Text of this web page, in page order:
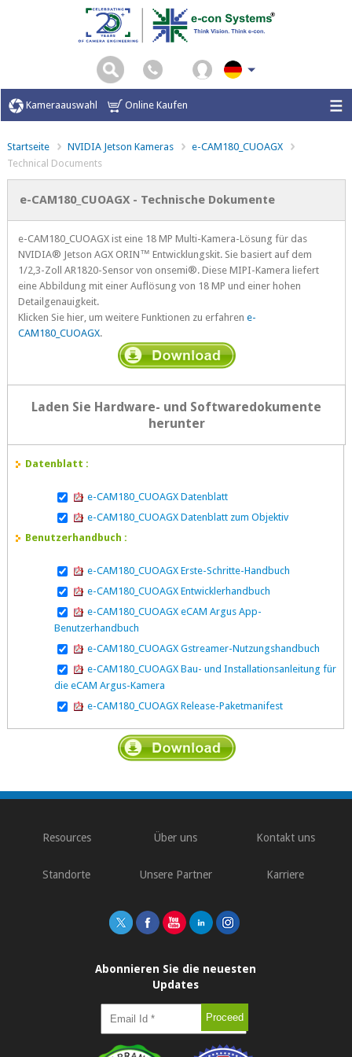
Kameraauswahl Online Kaufen
Startseite NVIDIA Jetson Kameras
e-CAM180_CUOAGX
Technical Documents
e-CAM180_CUOAGX - Technische Dokumente
e-CAM180_CUOAGX ist eine 18 MP Multi-Kamera-Lösung für das
NVIDIA® Jetson AGX ORIN™ Entwicklungskit. Sie basiert auf dem
1/2,3-Zoll AR1820-Sensor von onsemi®. Diese MIPI-Kamera liefert
eine Abbildung mit einer Auflösung von 18 MP und einer hohen
Detailgenauigkeit.
Klicken Sie hier, um weitere Funktionen zu erfahrene-
CAM180_CUOAGX.
Laden Sie Hardware- und Softwaredokumente
herunter
Datenblatt :
e-CAM180_CUOAGX Datenblatt
e-CAM180_CUOAGX Datenblatt zum Objektiv
Benutzerhandbuch :
e-CAM180_CUOAGX Erste-Schritte-Handbuch
e-CAM180_CUOAGX Entwicklerhandbuch
e-CAM180_CUOAGX eCAM Argus App-
Benutzerhandbuch
e-CAM180_CUOAGX Gstreamer-Nutzungshandbuch
e-CAM180_CUOAGX Bau- und Installationsanleitung für
die eCAM Argus-Kamera
e-CAM180_CUOAGX Release-Paketmanifest
Resources Über uns Kontakt uns
Standorte Unsere Partner Karriere
Abonnieren Sie die neuesten
Updates
\